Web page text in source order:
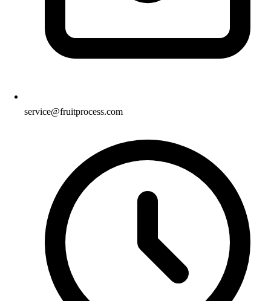
service@fruitprocess.com